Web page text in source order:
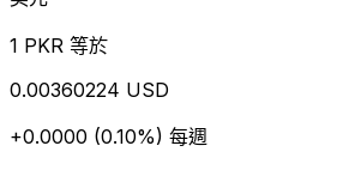
1 PKR 等於
0.00360224 USD
+0.0000 (0.10%) 每週